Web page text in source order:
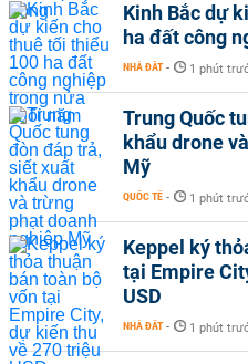
Kinh Bắc dự
ha đất công
NHÀ ĐẤT - 1 phút
Trung Quốc
khẩu drone
Mỹ
QUỐC TẾ - 1 phút
Keppel ký
tại Empire
USD
NHÀ ĐẤT - 1 phút